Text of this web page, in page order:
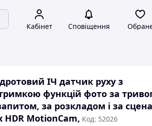
Кабінет Сповіщення
ІЧ датчик руху з
функцій фото за
за розкладом і за
HDR MotionCam, Код: 52026